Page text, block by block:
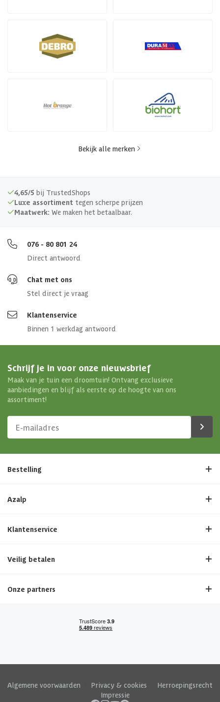
Bekijk alle merken
4,65/5 bij TrustedShops
Luxe assortiment tegen scherpe prijzen
Maatwerk: We maken het betaalbaar.
076 - 80 801 24
Direct antwoord
Chat met ons
Stel direct je vraag
Klantenservice
Binnen 1 werkdag antwoord
Schrijf je in voor onze nieuwsbrief
Maak van je tuin een droomtuin! Ontvang exclusieve
aanbiedingen en blijf als eerste op de hoogte van ons
assortiment!
Bestelling
Azalp
Klantenservice
Veilig betalen
Onze partners
Algemene voorwaarden Privacy & cookies
Herroepingsrecht
Impressie